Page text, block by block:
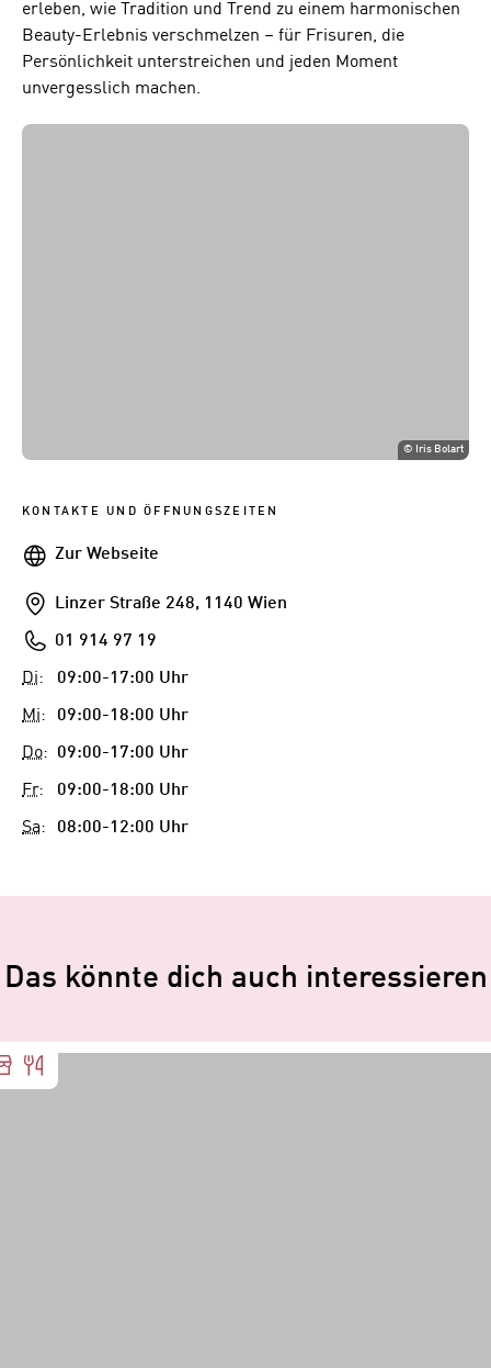
erleben, wie Tradition und Trend zu einem harmonischen
Beauty-Erlebnis verschmelzen – für Frisuren, die
Persönlichkeit unterstreichen und jeden Moment
unvergesslich machen.
© Iris Bolart
KONTAKTE UND ÖFFNUNGSZEITEN
WebseiteZur Webseite
AddresseLinzer Straße 248, 1140 Wien
Telefon01 914 97 19
Di: 09:00-17:00 Uhr
Mi: 09:00-18:00 Uhr
Do: 09:00-17:00 Uhr
Fr: 09:00-18:00 Uhr
Sa: 08:00-12:00 Uhr
Das könnte dich auch interessieren